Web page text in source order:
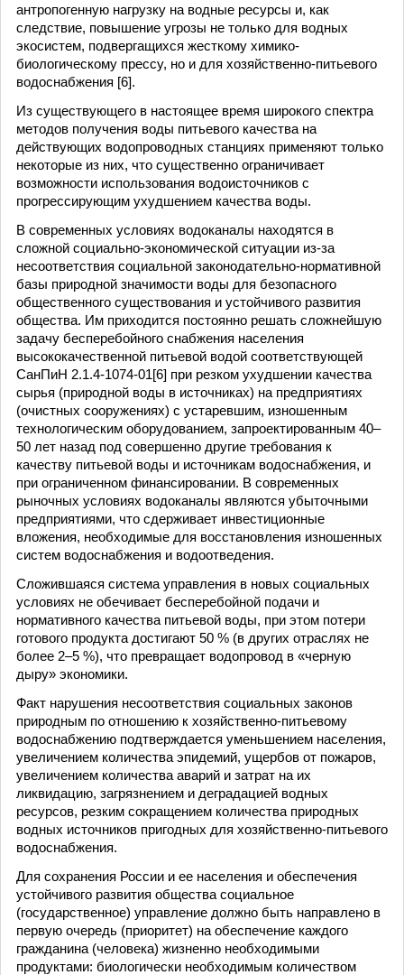
антропогенную нагрузку на водные ресурсы и, как
следствие, повышение угрозы не только для водных
экосистем, подвергащихся жесткому химико-
биологическому прессу, но и для хозяйственно-питьевого
водоснабжения [6].
Из существующего в настоящее время широкого спектра
методов получения воды питьевого качества на
действующих водопроводных станциях применяют только
некоторые из них, что существенно ограничивает
возможности использования водоисточников с
прогрессирующим ухудшением качества воды.
В современных условиях водоканалы находятся в
сложной социально-экономической ситуации из-за
несоответствия социальной законодательно-нормативной
базы природной значимости воды для безопасного
общественного существования и устойчивого развития
общества. Им приходится постоянно решать сложнейшую
задачу бесперебойного снабжения населения
высококачественной питьевой водой соответствующей
СанПиН 2.1.4-1074-01[6] при резком ухудшении качества
сырья (природной воды в источниках) на предприятиях
(очистных сооружениях) с устаревшим, изношенным
технологическим оборудованием, запроектированным 40–
50 лет назад под совершенно другие требования к
качеству питьевой воды и источникам водоснабжения, и
при ограниченном финансировании. В современных
рыночных условиях водоканалы являются убыточными
предприятиями, что сдерживает инвестиционные
вложения, необходимые для восстановления изношенных
систем водоснабжения и водоотведения.
Сложившаяся система управления в новых социальных
условиях не обечивает бесперебойной подачи и
нормативного качества питьевой воды, при этом потери
готового продукта достигают 50 % (в других отраслях не
более 2–5 %), что превращает водопровод в «черную
дыру» экономики.
Факт нарушения несоответствия социальных законов
природным по отношению к хозяйственно-питьевому
водоснабжению подтверждается уменьшением населения,
увеличением количества эпидемий, ущербов от пожаров,
увеличением количества аварий и затрат на их
ликвидацию, загрязнением и деградацией водных
ресурсов, резким сокращением количества природных
водных источников пригодных для хозяйственно-питьевого
водоснабжения.
Для сохранения России и ее населения и обеспечения
устойчивого развития общества социальное
(государственное) управление должно быть направлено в
первую очередь (приоритет) на обеспечение каждого
гражданина (человека) жизненно необходимыми
продуктами: биологически необходимым количеством